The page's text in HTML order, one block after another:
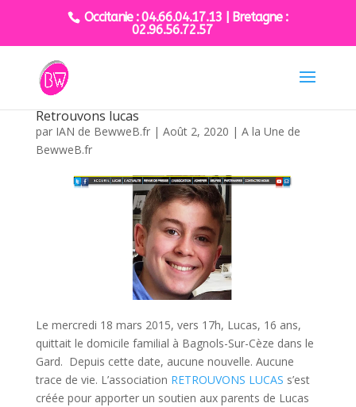
Occitanie : 04.66.04.17.13 | Bretagne :
02.96.56.72.57
Retrouvons lucas
par IAN de BewweB.fr| Août 2, 2020 | A la Une de
BewweB.fr
Le mercredi 18 mars 2015, vers 17h, Lucas, 16 ans,
quittait le domicile familial à Bagnols-Sur-Cèze dans le
Gard. Depuis cette date, aucune nouvelle. Aucune
trace de vie. L’association RETROUVONS LUCAS s’est
créée pour apporter un soutien aux parents de Lucas